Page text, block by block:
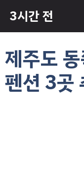
츠
건
너
뛰
3시간 전
제주도
펜션 3곳